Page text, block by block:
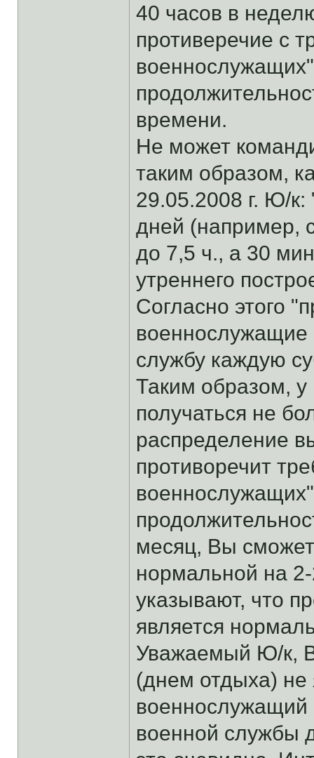
40 часов в
противеречие с
времени.
Не может
таким образом,
29.05.2008 г. Ю/к:
дней (например,
до 7,5 ч., а 30
утреннего
Согласно этого
военнослужащие
службу каждую
Таким образом,
получаться не
распределение
противоречит
месяц, Вы
нормальной на
указывают, что
является
Уважаемый Ю/к,
(днем отдыха) не
военнослужащий
военной службы